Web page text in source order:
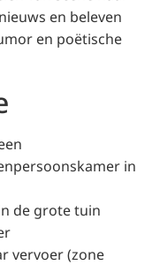
en beleven
en poëtische
in
de grote tuin
vervoer (zone